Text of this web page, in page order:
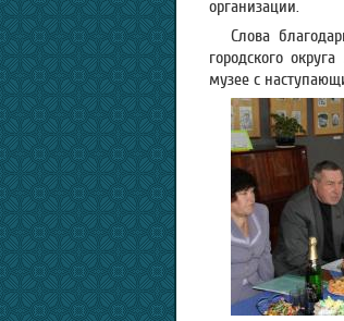
организации.
Слова
городского
музее с